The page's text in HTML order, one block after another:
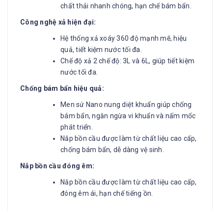
chất thải nhanh chóng, hạn chế bám bẩn.
Công nghệ xả hiện đại:
Hệ thống xả xoáy 360 độ mạnh mẽ, hiệu
quả, tiết kiệm nước tối đa.
Chế độ xả 2 chế độ: 3L và 6L, giúp tiết kiệm
nước tối đa.
Chống bám bẩn hiệu quả:
Men sứ Nano nung diệt khuẩn giúp chống
bám bẩn, ngăn ngừa vi khuẩn và nấm mốc
phát triển.
Nắp bồn cầu được làm từ chất liệu cao cấp,
chống bám bẩn, dễ dàng vệ sinh.
Nắp bồn cầu đóng êm:
Nắp bồn cầu được làm từ chất liệu cao cấp,
đóng êm ái, hạn chế tiếng ồn.